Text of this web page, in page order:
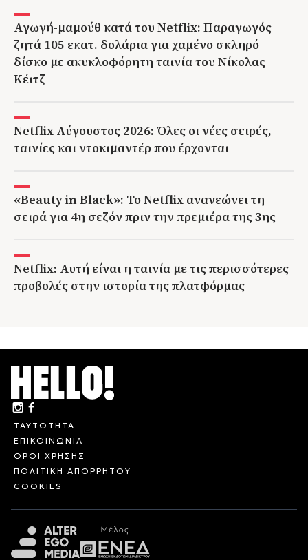
Αγωγή-μαμούθ κατά του Netflix: Παραγωγός
ζητά 105 εκατ. δολάρια για χαμένο σκληρό
δίσκο με ακυκλοφόρητη ταινία του Νίκολας
Κέιτζ
Netflix Αύγουστος 2026: Όλες οι νέες σειρές,
ταινίες και ντοκιμαντέρ που έρχονται
«Beauty in Black»: Το Netflix ανανεώνει τη
σειρά για 4η σεζόν πριν την πρεμιέρα της 3ης
Netflix: Αυτή είναι η ταινία με τις περισσότερες
προβολές στην ιστορία της πλατφόρμας
ΤΑΥΤΟΤΗΤΑ
ΕΠΙΚΟΙΝΩΝΙΑ
ΟΡΟΙ ΧΡΗΣΗΣ
ΠΟΛΙΤΙΚΗ ΑΠΟΡΡΗΤΟΥ
COOKIES